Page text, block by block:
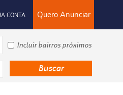
Quero Anunciar
CONTA
Incluir bairros próximos